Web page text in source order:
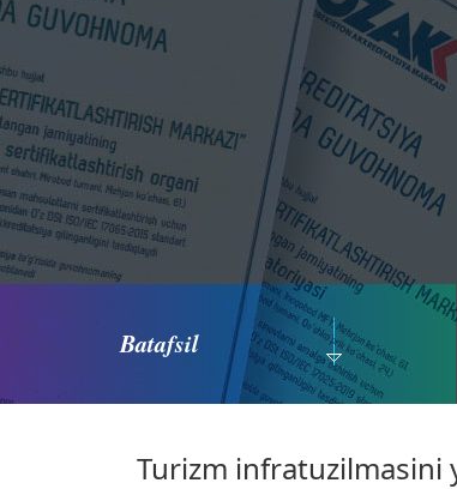
Batafsil
Turizm infratuzilmasini